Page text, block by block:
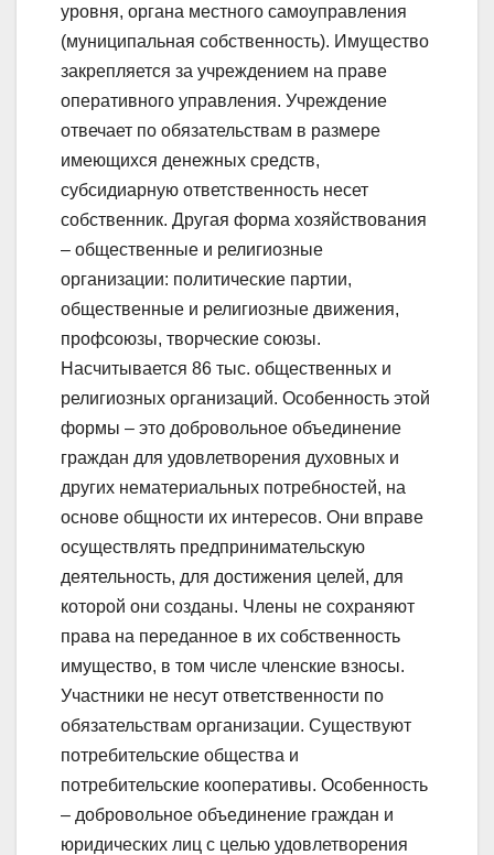
уровня, органа местного самоуправления
(муниципальная собственность). Имущество
закрепляется за учреждением на праве
оперативного управления. Учреждение
отвечает по обязательствам в размере
имеющихся денежных средств,
субсидиарную ответственность несет
собственник. Другая форма хозяйствования
– общественные и религиозные
организации: политические партии,
общественные и религиозные движения,
профсоюзы, творческие союзы.
Насчитывается 86 тыс. общественных и
религиозных организаций. Особенность этой
формы – это добровольное объединение
граждан для удовлетворения духовных и
других нематериальных потребностей, на
основе общности их интересов. Они вправе
осуществлять предпринимательскую
деятельность, для достижения целей, для
которой они созданы. Члены не сохраняют
права на переданное в их собственность
имущество, в том числе членские взносы.
Участники не несут ответственности по
обязательствам организации. Существуют
потребительские общества и
потребительские кооперативы. Особенность
– добровольное объединение граждан и
юридических лиц с целью удовлетворения